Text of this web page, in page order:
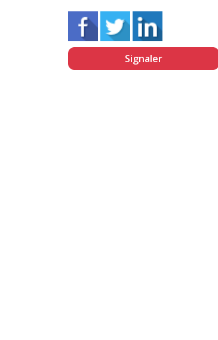
Signaler